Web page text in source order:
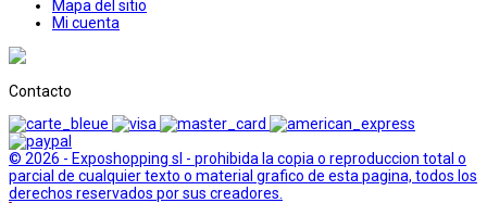
Mapa del sitio
Mi cuenta
Contacto
© 2026 - Exposhopping sl - prohibida la copia o reproduccion total o
parcial de cualquier texto o material grafico de esta pagina, todos los
derechos reservados por sus creadores.